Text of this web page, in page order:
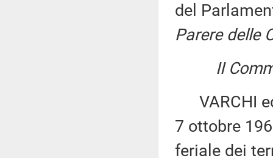
del
Parere delle
II
VARCHI
7 ottobre
feriale dei